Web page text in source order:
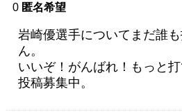
0 匿名希望
岩崎優選手についてまだ誰
ん。
いいぞ！がんばれ！もっと
投稿募集中。